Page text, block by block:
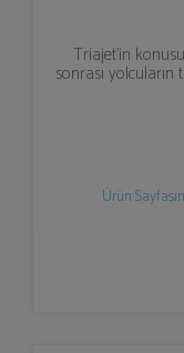
Triajet'in
sonrası
Ürün